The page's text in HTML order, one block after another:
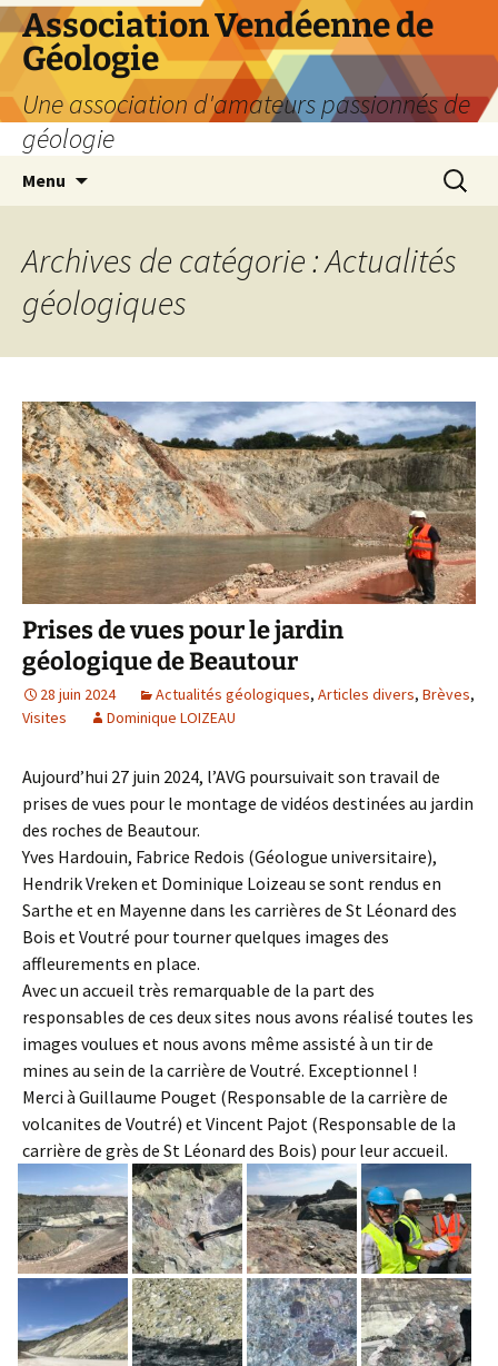
Aller
au
contenu
Association Vendéenne de
Géologie
Une association d'amateurs passionnés de
géologie
Menu
Archives de catégorie : Actualités
géologiques
Prises de vues pour le jardin
géologique de Beautour
28 juin 2024 Actualités géologiques, Articles divers, Brèves,
Visites
Dominique LOIZEAU
Aujourd’hui 27 juin 2024, l’AVG poursuivait son travail de
prises de vues pour le montage de vidéos destinées au jardin
des roches de Beautour.
Yves Hardouin, Fabrice Redois (Géologue universitaire),
Hendrik Vreken et Dominique Loizeau se sont rendus en
Sarthe et en Mayenne dans les carrières de St Léonard des
Bois et Voutré pour tourner quelques images des
affleurements en place.
Avec un accueil très remarquable de la part des
responsables de ces deux sites nous avons réalisé toutes les
images voulues et nous avons même assisté à un tir de
mines au sein de la carrière de Voutré. Exceptionnel !
Merci à Guillaume Pouget (Responsable de la carrière de
volcanites de Voutré) et Vincent Pajot (Responsable de la
carrière de grès de St Léonard des Bois) pour leur accueil.